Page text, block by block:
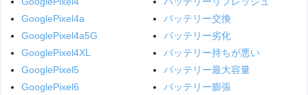
GooglePixel4a
GooglePixel4a5G
GooglePixel4XL
GooglePixel5
GooglePixel6
バッテリー交換
バッテリー劣化
バッテリー持ちが悪い
バッテリー最大容量
バッテリー膨張